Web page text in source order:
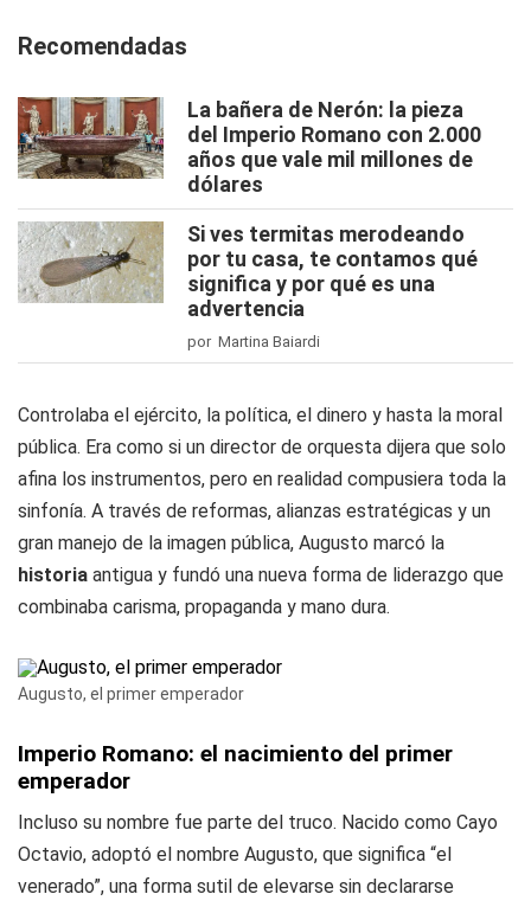
Recomendadas
La bañera de Nerón: la pieza
del Imperio Romano con 2.000
años que vale mil millones de
dólares
Si ves termitas merodeando
por tu casa, te contamos qué
significa y por qué es una
advertencia
por Martina Baiardi
Controlaba el ejército, la política, el dinero y hasta la moral
pública. Era como si un director de orquesta dijera que solo
afina los instrumentos, pero en realidad compusiera toda la
sinfonía. A través de reformas, alianzas estratégicas y un
gran manejo de la imagen pública, Augusto marcó la
historia antigua y fundó una nueva forma de liderazgo que
combinaba carisma, propaganda y mano dura.
Augusto, el primer emperador
Imperio Romano: el nacimiento del primer
emperador
Incluso su nombre fue parte del truco. Nacido como Cayo
Octavio, adoptó el nombre Augusto, que significa “el
venerado”, una forma sutil de elevarse sin declararse